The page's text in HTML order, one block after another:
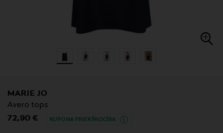
MARIE JO
Avero tops
Original Price
72,90 € KUPONA PRIEKŠROCĪBA